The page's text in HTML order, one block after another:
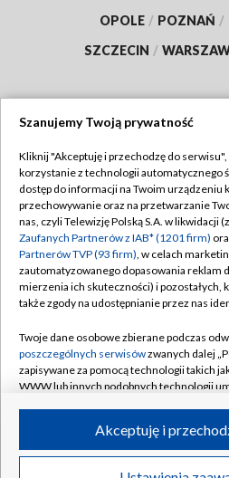
OPOLE / POZNAŃ /
SZCZECIN /
TVP
Abonament TVP
Emisja w TVP
Centrum informacji TVP
Naziemna Telewizja Cyfrowa
Rada Programowa
System NOS
Informacje o nadawcy
Program dla prasy
Polityka
Moje
©2026 Telewizja Polska
Szanujemy Twoją prywatność
Kliknij "Akceptuję i przechodzę do serwisu",
korzystanie z technologii automatycznego
dostęp do informacji na Twoim urządzeniu
przechowywanie oraz na przetwarzanie
nas, czyli Telewizję Polską S.A. w likwidacji
Zaufanych Partnerów z IAB* (1201 firm)
Partnerów TVP (93 firm), w celach
zautomatyzowanego dopasowania reklam
mierzenia ich skuteczności) i pozostałych,
także zgody na udostępnianie przez nas
Twoje dane osobowe zbierane podczas
poszczególnych serwisówzwanych dalej
zapisywane za pomocą technologii takich
WWW lub innych podobnych technologii
ruchu w Internecie.
Twoje dane osobowe zbierane podczas
Akceptuję i